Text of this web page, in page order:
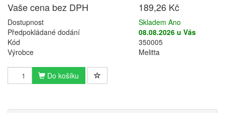
Vaše cena bez DPH
189,26 Kč
Dostupnost
Skladem Ano
Předpokládané dodání
08.08.2026 u Vás
Kód
350005
Výrobce
Melitta
Do košíku